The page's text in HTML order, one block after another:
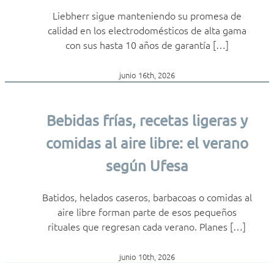
Liebherr sigue manteniendo su promesa de
calidad en los electrodomésticos de alta gama
con sus hasta 10 años de garantía […]
junio 16th, 2026
Bebidas frías, recetas ligeras y
comidas al aire libre: el verano
según Ufesa
Batidos, helados caseros, barbacoas o comidas al
aire libre forman parte de esos pequeños
rituales que regresan cada verano. Planes […]
junio 10th, 2026